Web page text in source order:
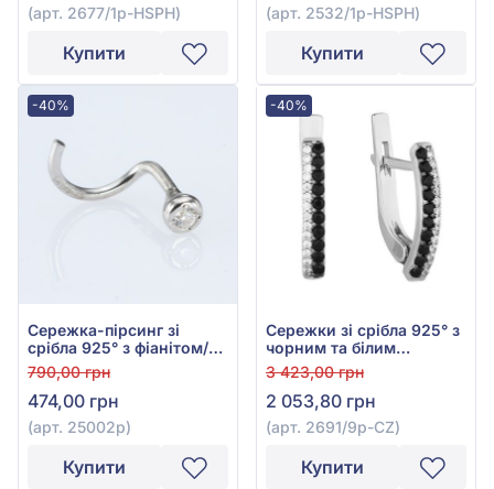
(арт. 2677/1р-HSPH)
Купити
(арт. 2532/1р-HSPH)
Купити
-40%
Сережка-пірсинг зі
срібла 925° з фіанітом/
куб.цирконієм, арт.
25002р
790,00 грн
474,00 грн
(арт. 25002р)
Купити
-40%
Сережки зі срібла 925° з
чорним та білим
фіанітом/куб.цирконієм,
арт. 2691/9р-CZ
3 423,00 грн
2 053,80 грн
(арт. 2691/9р-CZ)
Купити